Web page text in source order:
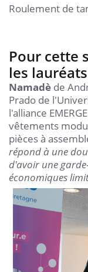
Roulement de
Pour cette
les
Namadè de
Prado de
l'alliance
vêtements
pièces à
répond à une
d'avoir une
économiques